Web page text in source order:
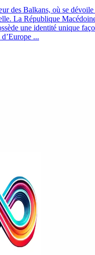
des Balkans, où se dévoile
La République
une identité unique
...